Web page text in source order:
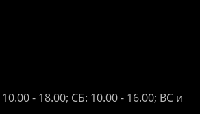
- 18.00; СБ: 10.00 - 16.00; ВС и